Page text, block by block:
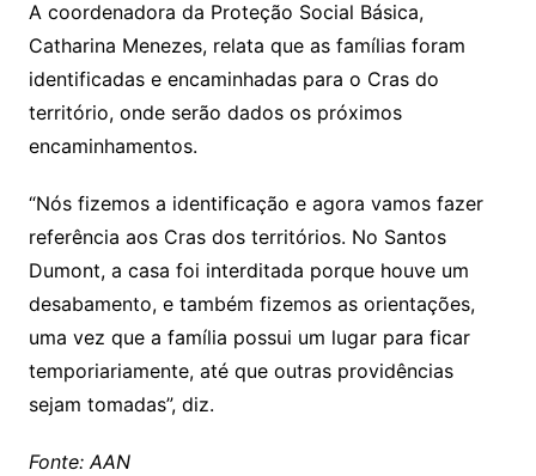
A coordenadora da Proteção Social Básica,
Catharina Menezes, relata que as famílias foram
identificadas e encaminhadas para o Cras do
território, onde serão dados os próximos
encaminhamentos.
“Nós fizemos a identificação e agora vamos fazer
referência aos Cras dos territórios. No Santos
Dumont, a casa foi interditada porque houve um
desabamento, e também fizemos as orientações,
uma vez que a família possui um lugar para ficar
temporiariamente, até que outras providências
sejam tomadas”, diz.
Fonte: AAN